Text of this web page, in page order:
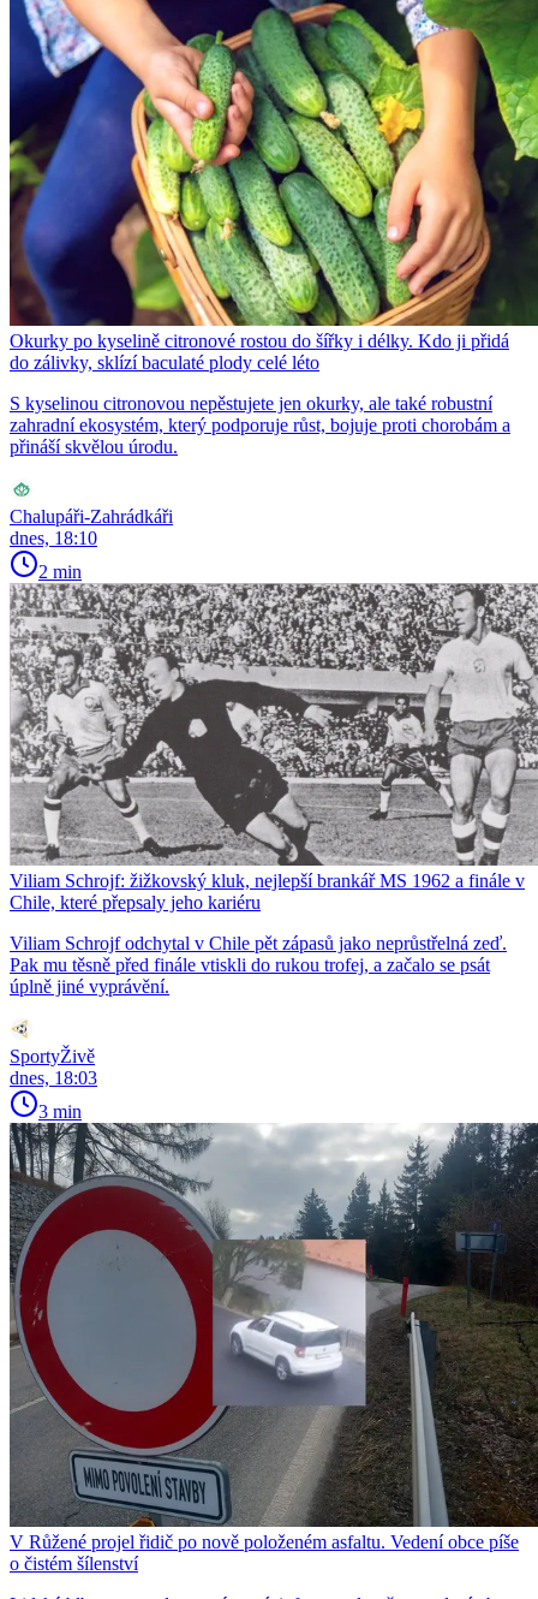
Okurky po kyselině citronové rostou do šířky i délky. Kdo ji přidá
do zálivky, sklízí baculaté plody celé léto
S kyselinou citronovou nepěstujete jen okurky, ale také robustní
zahradní ekosystém, který podporuje růst, bojuje proti chorobám a
přináší skvělou úrodu.
Chalupáři-Zahrádkáři
dnes, 18:10
2 min
Viliam Schrojf: žižkovský kluk, nejlepší brankář MS 1962 a finále v
Chile, které přepsaly jeho kariéru
Viliam Schrojf odchytal v Chile pět zápasů jako neprůstřelná zeď.
Pak mu těsně před finále vtiskli do rukou trofej, a začalo se psát
úplně jiné vyprávění.
SportyŽivě
dnes, 18:03
3 min
V Růžené projel řidič po nově položeném asfaltu. Vedení obce píše
o čistém šílenství